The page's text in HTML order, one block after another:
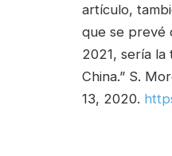
artículo,
que se prevé
2021, sería la
China.” S.
13, 2020.